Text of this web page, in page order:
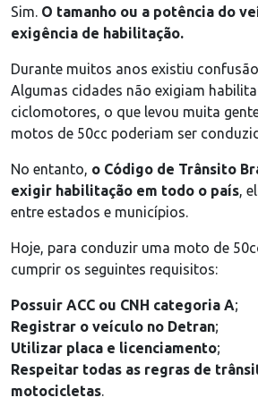
Sim. O tamanho ou a potência do
exigência de habilitação.
Durante muitos anos existiu
Algumas cidades não exigiam
ciclomotores, o que levou muita
motos de 50cc poderiam ser
No entanto, o Código de Trânsito
exigir habilitação em todo o país,
entre estados e municípios.
Hoje, para conduzir uma moto de
cumprir os seguintes requisitos:
Possuir ACC ou CNH categoria A;
Registrar o veículo no Detran;
Utilizar placa e licenciamento;
Respeitar todas as regras de
motocicletas.